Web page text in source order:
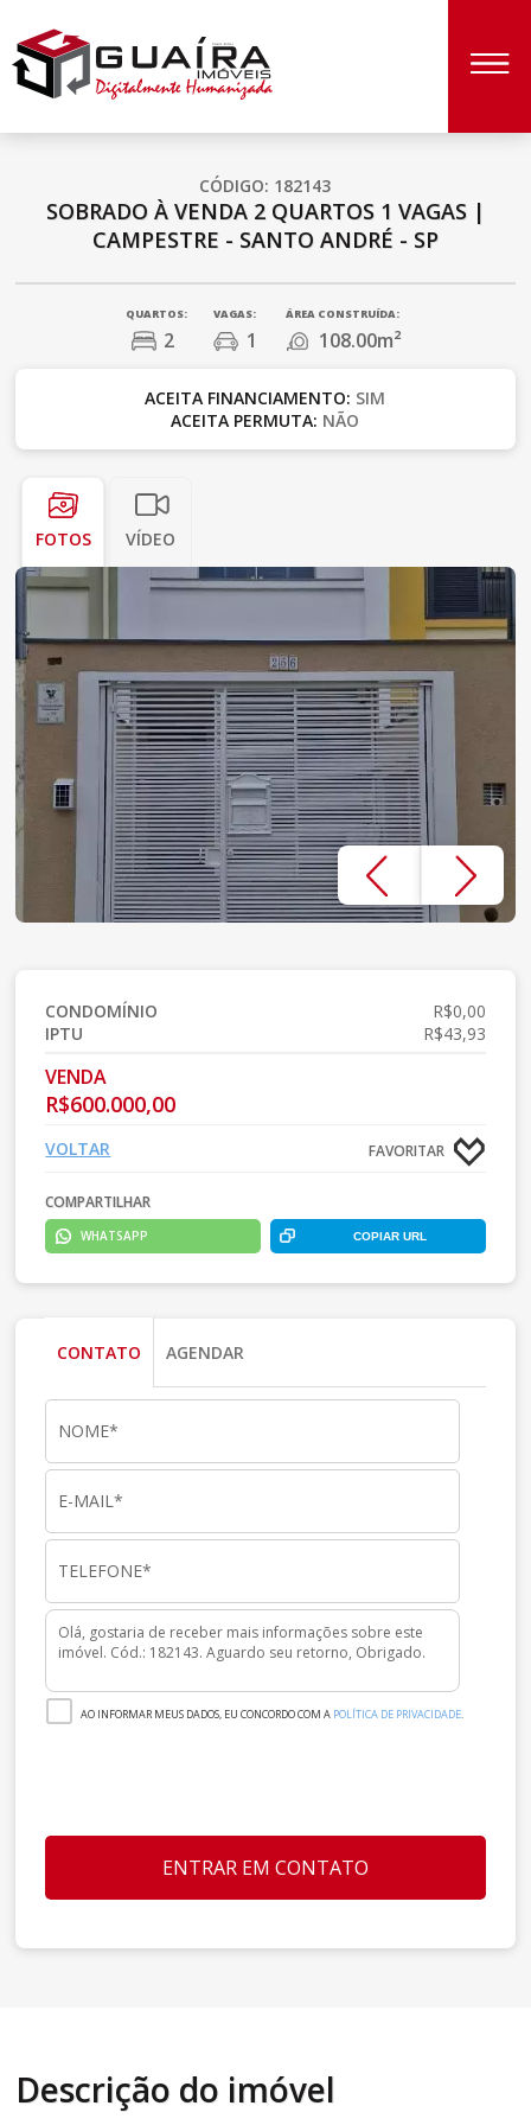
CÓDIGO: 182143
SOBRADO À VENDA 2 QUARTOS 1 VAGAS|
CAMPESTRE - SANTO ANDRÉ - SP
QUARTOS:
2
VAGAS:
1
ÁREA CONSTRUÍDA:
108.00m²
ACEITA FINANCIAMENTO: SIM
ACEITA PERMUTA: NÃO
FOTOS VÍDEO
CONDOMÍNIO
R$0,00
IPTU
R$43,93
VENDA
R$600.000,00
FAVORITAR
VOLTAR
COMPARTILHAR
WHATSAPP COPIAR URL
CONTATO AGENDAR
AO INFORMAR MEUS DADOS, EU CONCORDO COM A POLÍTICA DE PRIVACIDADE.
ENTRAR EM CONTATO
Descrição do imóvel